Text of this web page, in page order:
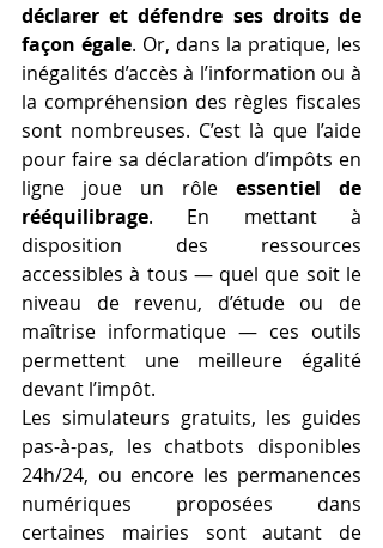
déclarer et défendre ses droits de
façon égale. Or, dans la pratique, les
inégalités d’accès à l’information ou à
la compréhension des règles fiscales
sont nombreuses. C’est là que l’aide
pour faire sa déclaration d’impôts en
ligne joue un rôle essentiel de
rééquilibrage. En mettant à
disposition des ressources
accessibles à tous — quel que soit le
niveau de revenu, d’étude ou de
maîtrise informatique — ces outils
permettent une meilleure égalité
devant l’impôt.
Les simulateurs gratuits, les guides
pas-à-pas, les chatbots disponibles
24h/24, ou encore les permanences
numériques proposées dans
certaines mairies sont autant de